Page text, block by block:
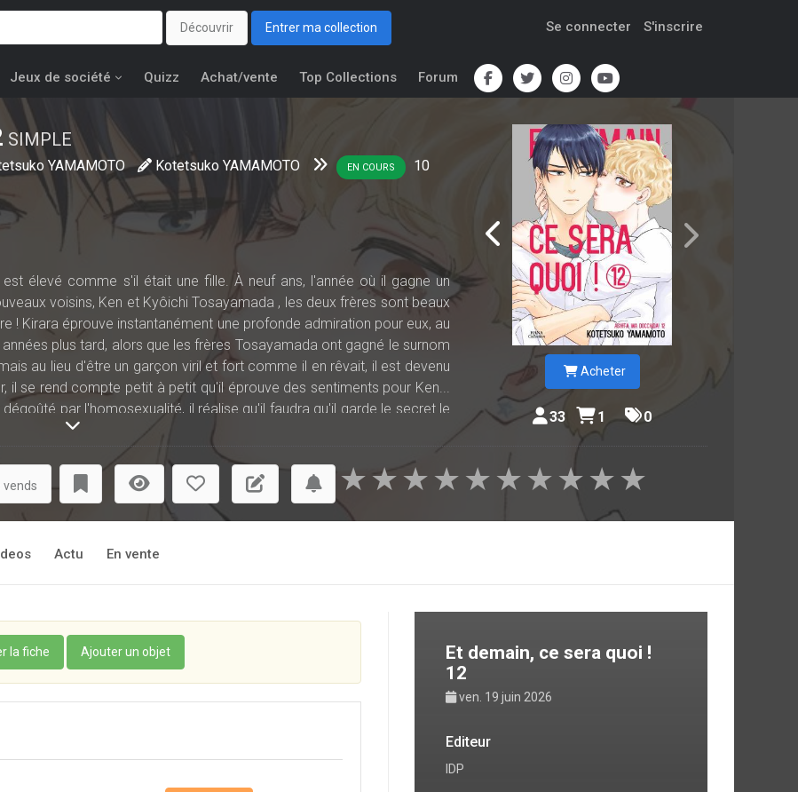
Découvrir Entrer ma collection Se connecter S'inscrire
Jeux de société Quizz Achat/vente Top Collections Forum
SIMPLE
YAMAMOTO Kotetsuko YAMAMOTO EN COURS
10
élevé comme s'il était une fille. À neuf ans, l'année où il gagne un
voisins, Ken et Kyôichi Tosayamada , les deux frères sont beaux
! Kirara éprouve instantanément une profonde admiration pour eux, au
plus tard, alors que les frères Tosayamada ont gagné le surnom
au lieu d'être un garçon viril et fort comme il en rêvait, il est devenu
il se rend compte petit à petit qu'il éprouve des sentiments pour Ken...
par l'homosexualité, il réalise qu'il faudra qu'il garde le secret le
fermé sur lui-même et d'un petit voyou plein d'obstination
Acheter
33 1 0
vends ★
★
★
★
★
★
★
★
★
★
Actu En vente
la fiche Ajouter un objet
Et demain, ce sera quoi !
12
ven. 19 juin 2026
Editeur
IDP